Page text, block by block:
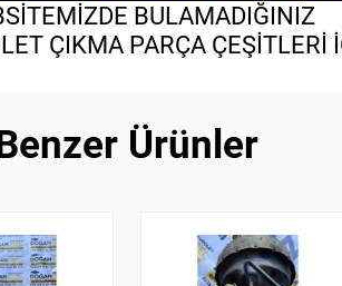
BULAMADIĞINIZ
ÇIKMA PARÇA ÇEŞİTLERİ
Ürünler